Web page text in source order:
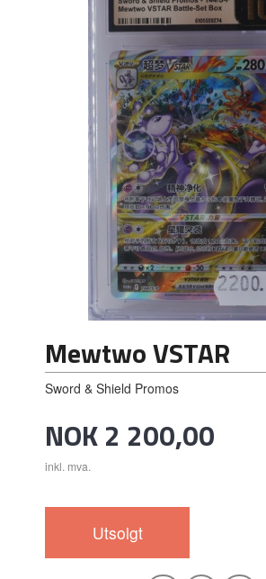
Mewtwo VSTAR
Sword & Shield Promos
Pris
NOK2 200,00
inkl. mva.
Utsolgt